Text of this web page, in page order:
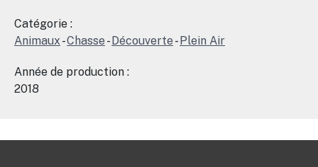
Catégorie :
Animaux-Chasse -Découverte -Plein Air
Année de production :
2018